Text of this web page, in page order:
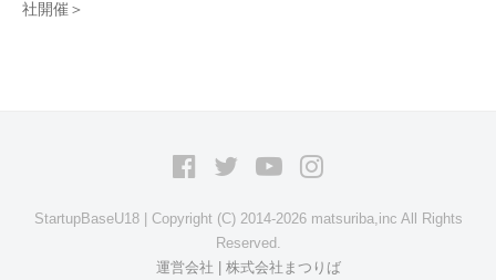
社開催＞
Facebook
TwitterYouTubeInstagram
StartupBaseU18 | Copyright (C) 2014-2026 matsuriba,inc All Rights
Reserved.
運営会社 | 株式会社まつりば